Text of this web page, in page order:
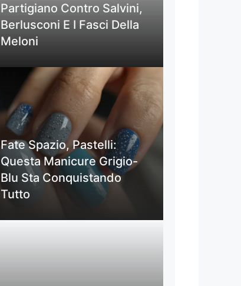
Partigiano Contro Salvini,
Berlusconi E I Fasci Della
Meloni
Fate Spazio, Pastelli:
Questa Manicure Grigio-
Blu Sta Conquistando
Tutto